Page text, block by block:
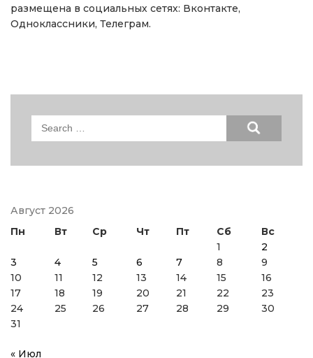
размещена в социальных сетях: Вконтакте,
Одноклассники, Телеграм.
Search
Август 2026
Пн
Вт Ср Чт Пт Сб
Вс
1
2
3
4 5 6 7 8
9
10
11 12 13 14 15
16
17
18 19 20 21 22
23
24
25 26 27 28 29
30
31
« Июл